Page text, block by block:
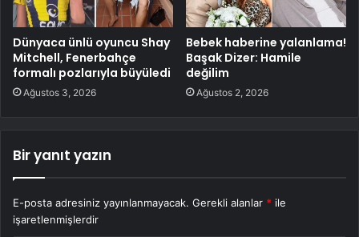
Dünyaca ünlü oyuncu Shay
Mitchell, Fenerbahçe
formalı pozlarıyla büyüledi
Ağustos 3, 2026
Bebek haberine yalanlama!
Başak Dizer: Hamile
değilim
Ağustos 2, 2026
Bir yanıt yazın
E-posta adresiniz yayınlanmayacak. Gerekli alanlar * ile
işaretlenmişlerdir